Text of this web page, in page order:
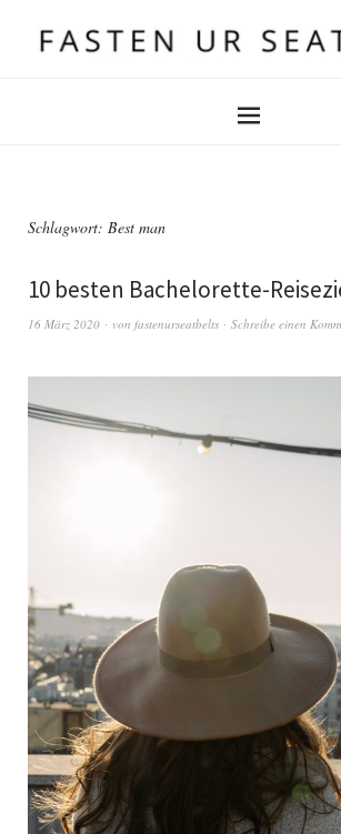
Schlagwort: Best man
10 besten Bachelorette-
16 März 2020 von fastenurseatbelts Schreibe einen